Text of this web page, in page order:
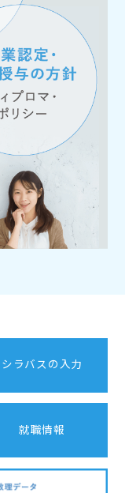
シラバスの入力
就職情報